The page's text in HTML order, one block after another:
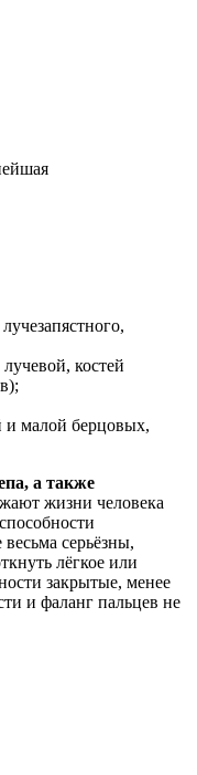
костей
и малой берцовых,
а также
жизни человека
серьёзны,
лёгкое или
закрытые, менее
и фаланг пальцев не